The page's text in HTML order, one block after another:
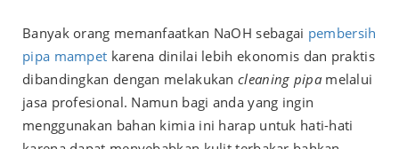
Banyak orang memanfaatkan NaOH sebagai pembersih
pipa mampet karena dinilai lebih ekonomis dan praktis
dibandingkan dengan melakukancleaning pipamelalui
jasa profesional. Namun bagi anda yang ingin
menggunakan bahan kimia ini harap untuk hati-hati